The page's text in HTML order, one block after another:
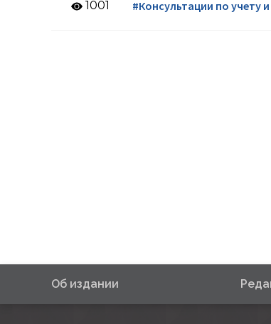
1001 #Консультации по учету
Об издании